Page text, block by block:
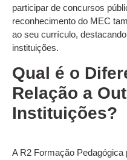
participar de concursos
reconhecimento do MEC
ao seu currículo,
instituições.
Qual é o
Relação a
Instituições?
A R2 Formação